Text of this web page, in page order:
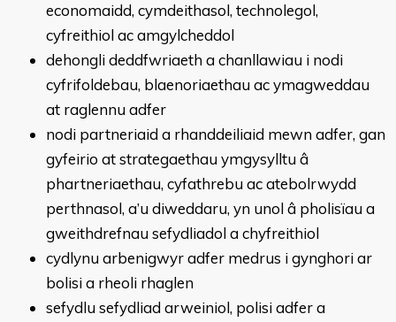
economaidd, cymdeithasol, technolegol,
cyfreithiol ac amgylcheddol
dehongli deddfwriaeth a chanllawiau i nodi
cyfrifoldebau, blaenoriaethau ac ymagweddau
at raglennu adfer
nodi partneriaid a rhanddeiliaid mewn adfer, gan
gyfeirio at strategaethau ymgysylltu â
phartneriaethau, cyfathrebu ac atebolrwydd
perthnasol, a’u diweddaru, yn unol â pholisïau a
gweithdrefnau sefydliadol a chyfreithiol
cydlynu arbenigwyr adfer medrus i gynghori ar
bolisi a rheoli rhaglen
sefydlu sefydliad arweiniol, polisi adfer a